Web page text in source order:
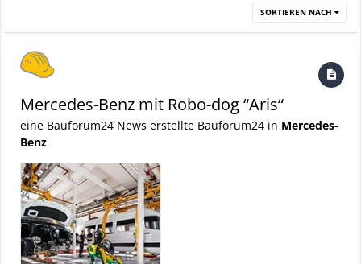
SORTIEREN NACH
Mercedes-Benz mit Robo-dog “Aris“
eine Bauforum24 News erstellte Bauforum24 in Mercedes-
Benz